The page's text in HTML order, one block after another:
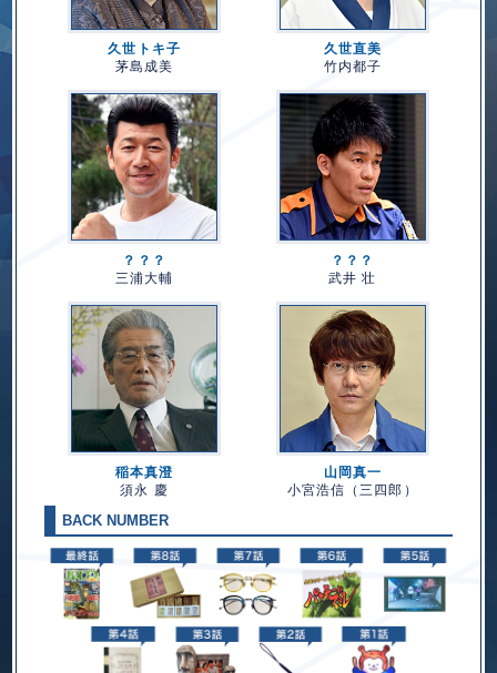
久世トキ子
茅島成美
久世直美
竹内都子
？？？
三浦大輔
？？？
武井 壮
稲本真澄
須永 慶
山岡真一
小宮浩信（三四郎）
BACK NUMBER